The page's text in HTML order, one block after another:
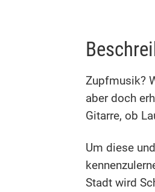
Zupfmusik?
aber doch
Gitarre, ob
Um diese
Stadt wird